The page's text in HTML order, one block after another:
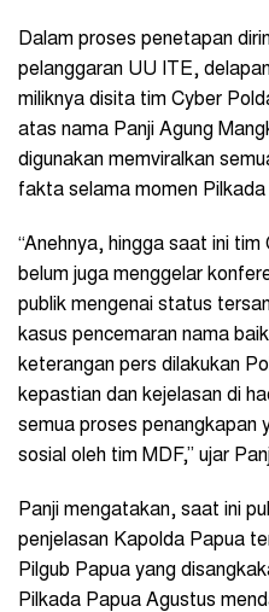
Dalam proses penetapan
pelanggaran UU ITE,
miliknya disita tim Cyber
atas nama Panji Agung
digunakan memviralkan
fakta selama momen
“Anehnya, hingga saat ini
belum juga menggelar
publik mengenai status
kasus pencemaran nama
keterangan pers dilakukan
kepastian dan kejelasan di
semua proses penangkapan
sosial oleh tim MDF,” ujar
Panji mengatakan, saat ini
penjelasan Kapolda Papua
Pilgub Papua yang
Pilkada Papua Agustus